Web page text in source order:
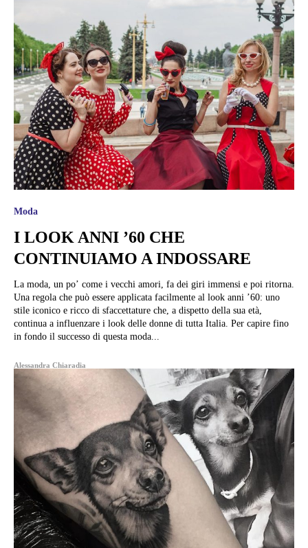
Moda
I LOOK ANNI ’60 CHE
CONTINUIAMO A INDOSSARE
La moda, un po’ come i vecchi amori, fa dei giri immensi e poi ritorna.
Una regola che può essere applicata facilmente al look anni ’60: uno
stile iconico e ricco di sfaccettature che, a dispetto della sua età,
continua a influenzare i look delle donne di tutta Italia. Per capire fino
in fondo il successo di questa moda...
Alessandra Chiaradia